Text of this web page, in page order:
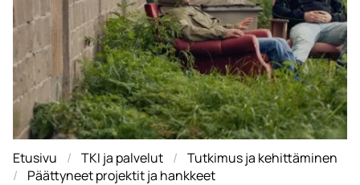
Etusivu TKI ja palvelut
Tutkimus ja kehittäminen
Päättyneet projektit ja hankkeet